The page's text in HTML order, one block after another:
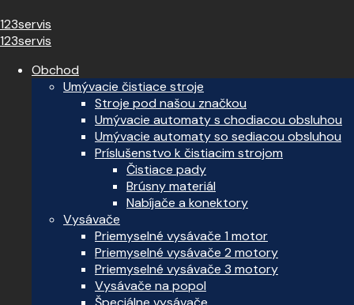
123servis
123servis
Obchod
Umývacie čistiace stroje
Stroje pod našou značkou
Umývacie automaty s chodiacou obsluhou
Umývacie automaty so sediacou obsluhou
Príslušenstvo k čistiacim strojom
Čistiace pady
Brúsny materiál
Nabíjače a konektory
Vysávače
Priemyselné vysávače 1 motor
Priemyselné vysávače 2 motory
Priemyselné vysávače 3 motory
Vysávače na popol